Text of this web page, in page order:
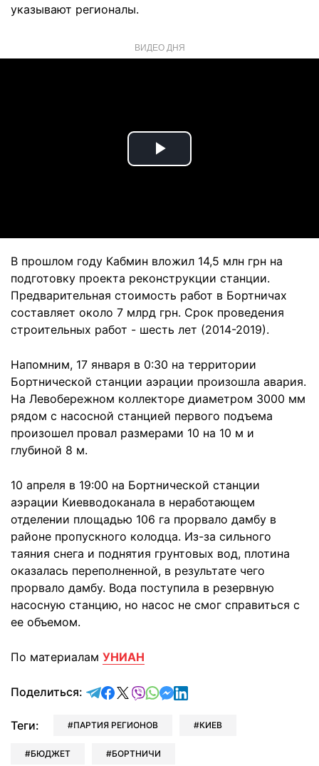
указывают регионалы.
ВИДЕО ДНЯ
Play
В прошлом году Кабмин вложил 14,5 млн грн на
подготовку проекта реконструкции станции.
Предварительная стоимость работ в Бортничах
составляет около 7 млрд грн. Срок проведения
строительных работ - шесть лет (2014-2019).
Напомним, 17 января в 0:30 на территории
Бортнической станции аэрации произошла авария.
На Левобережном коллекторе диаметром 3000 мм
рядом с насосной станцией первого подъема
произошел провал размерами 10 на 10 м и
глубиной 8 м.
10 апреля в 19:00 на Бортнической станции
аэрации Киевводоканала в неработающем
отделении площадью 106 га прорвало дамбу в
районе пропускного колодца. Из-за сильного
таяния снега и поднятия грунтовых вод, плотина
оказалась переполненной, в результате чего
прорвало дамбу. Вода поступила в резервную
насосную станцию, но насос не смог справиться с
ее объемом.
По материалам УНИАН
Поделиться: отправить в Telegram
поделиться в Facebook
поделиться в X
отправить в Viber
отправить в Whatsapp
отправить в Messenger
отправить в LinkedIn
Теги: ПАРТИЯ РЕГИОНОВ КИЕВ
БЮДЖЕТ БОРТНИЧИ